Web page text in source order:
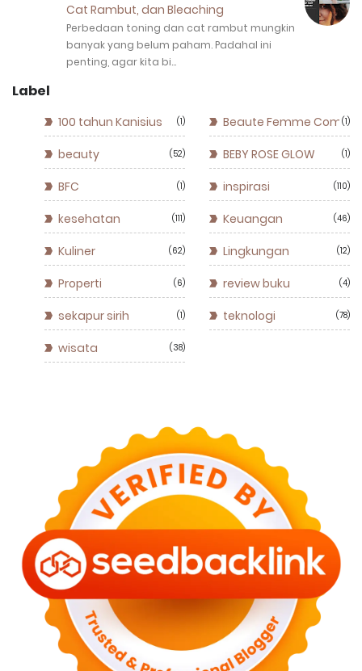
Cat Rambut, dan Bleaching
Perbedaan toning dan cat rambut mungkin
banyak yang belum paham. Padahal ini
penting, agar kita bi…
Label
100 tahun Kanisius 1 Beaute Femme 1
beauty 52 BEBY ROSE GLOW 1
BFC 1 inspirasi 110
kesehatan 111 Keuangan 46
Kuliner 62 Lingkungan 12
Properti 6 review buku 4
sekapur sirih 1 teknologi 78
wisata 38